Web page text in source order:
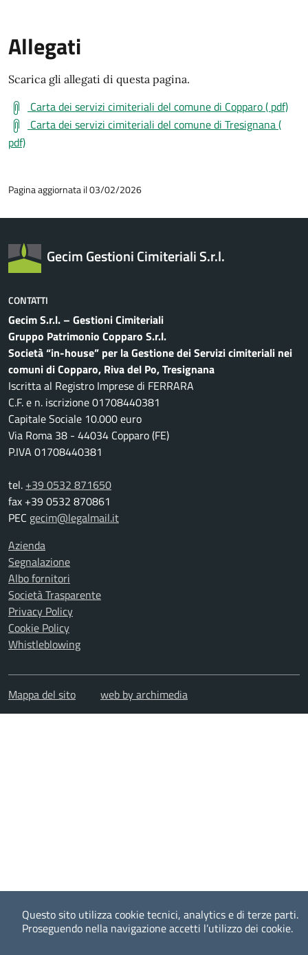
Questo sito utilizza cookie tecnici, analytics e di terze parti.
Proseguendo nella navigazione accetti l’utilizzo dei cookie.
Allegati
Scarica gli allegati di questa pagina.
Carta dei servizi cimiteriali del comune di Copparo ( pdf)
Carta dei servizi cimiteriali del comune di Tresignana (
pdf)
Pagina aggiornata il 03/02/2026
Gecim Gestioni Cimiteriali S.r.l.
CONTATTI
Gecim S.r.l. – Gestioni Cimiteriali
Gruppo Patrimonio Copparo S.r.l.
Società “in-house” per la Gestione dei Servizi cimiteriali nei
comuni di Copparo, Riva del Po, Tresignana
Iscritta al Registro Imprese di FERRARA
C.F. e n. iscrizione 01708440381
Capitale Sociale 10.000 euro
Via Roma 38 - 44034 Copparo (FE)
P.IVA 01708440381
tel. +39 0532 871650
fax +39 0532 870861
PEC gecim@legalmail.it
Azienda
Segnalazione
Albo fornitori
Società Trasparente
Privacy Policy
Cookie Policy
Whistleblowing
Mappa del sito web by archimedia